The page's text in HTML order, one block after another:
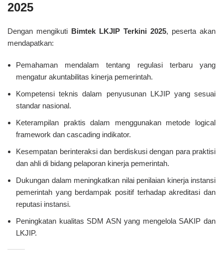
2025
Dengan mengikuti Bimtek LKJIP Terkini 2025, peserta akan
mendapatkan:
Pemahaman mendalam tentang regulasi terbaru yang
mengatur akuntabilitas kinerja pemerintah.
Kompetensi teknis dalam penyusunan LKJIP yang sesuai
standar nasional.
Keterampilan praktis dalam menggunakan metode logical
framework dan cascading indikator.
Kesempatan berinteraksi dan berdiskusi dengan para praktisi
dan ahli di bidang pelaporan kinerja pemerintah.
Dukungan dalam meningkatkan nilai penilaian kinerja instansi
pemerintah yang berdampak positif terhadap akreditasi dan
reputasi instansi.
Peningkatan kualitas SDM ASN yang mengelola SAKIP dan
LKJIP.